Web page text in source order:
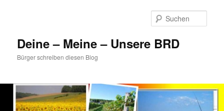
Deine – Meine – Unsere BRD
Bürger schreiben diesen Blog